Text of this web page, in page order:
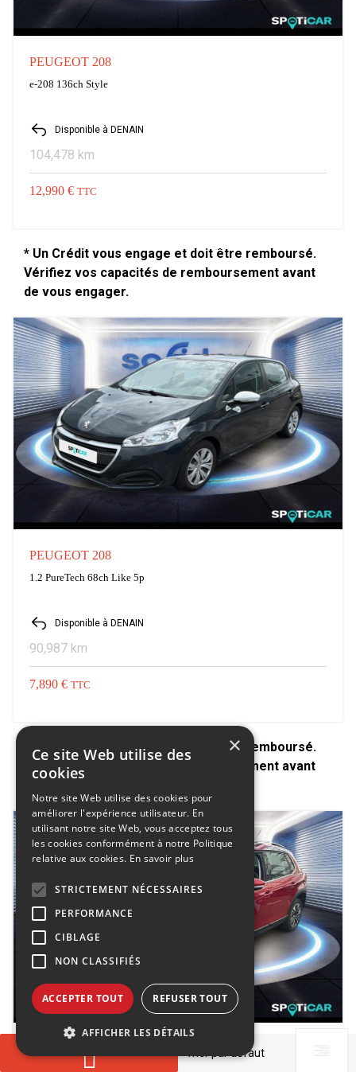
PEUGEOT 208
e-208 136ch Style
Disponible à DENAIN
104,478 km
12,990 € TTC
* Un Crédit vous engage et doit être remboursé.
Vérifiez vos capacités de remboursement avant
de vous engager.
PEUGEOT 208
1.2 PureTech 68ch Like 5p
Disponible à DENAIN
90,987 km
7,890 € TTC
* Un Crédit vous engage et doit être remboursé.
Vérifiez vos capacités de remboursement avant
×
Ce site Web utilise des
cookies
Notre site Web utilise des cookies pour
améliorer l'expérience utilisateur. En
utilisant notre site Web, vous acceptez tous
les cookies conformément à notre Politique
relative aux cookies. En savoir plus
STRICTEMENT NÉCESSAIRES
PERFORMANCE
CIBLAGE
NON CLASSIFIÉS
ACCEPTER TOUT REFUSER TOUT
AFFICHER LES DÉTAILS